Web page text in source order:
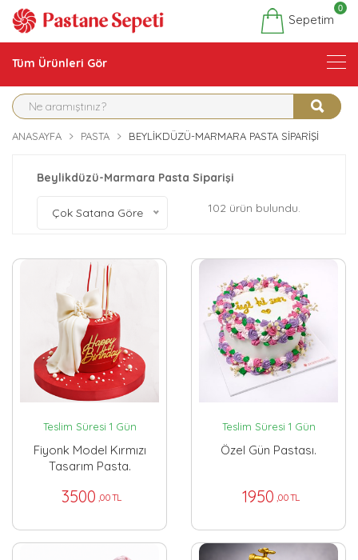
Sepetim
0
Tüm Ürünleri Gör
ANASAYFA PASTA BEYLIKDÜZÜ-MARMARA PASTA SIPARIŞI
Beylikdüzü-Marmara Pasta Siparişi
Çok Satana Göre 102 ürün bulundu.
Teslim Süresi 1 Gün
Fiyonk Model Kırmızı
Tasarım Pasta.
3500 ,00 TL
Teslim Süresi 1 Gün
Özel Gün Pastası.
1950 ,00 TL